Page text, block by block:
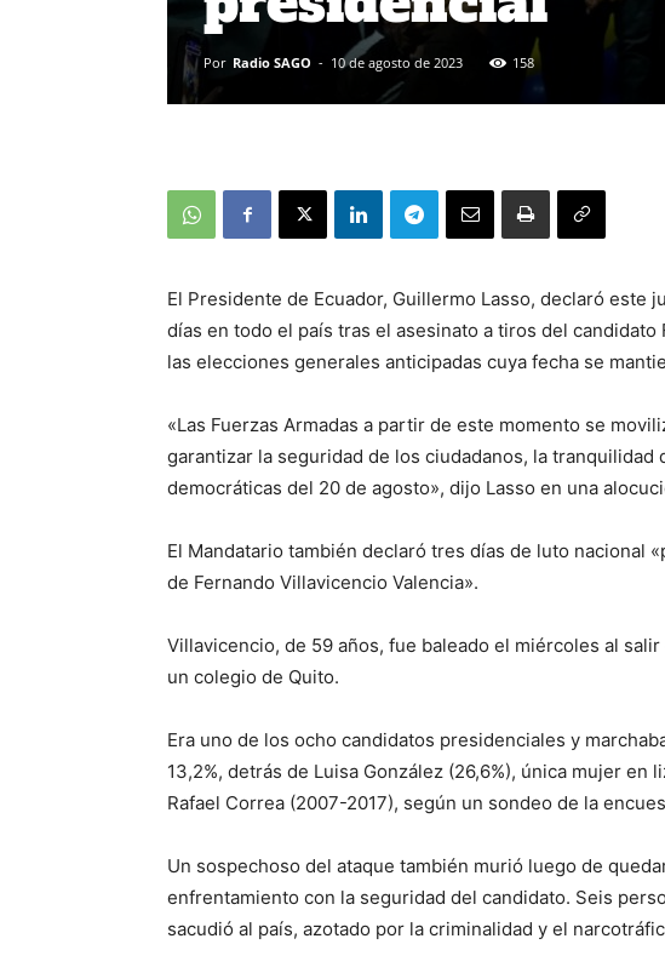
Por Radio SAGO - 10 de agosto de 2023 158
El Presidente de Ecuador, Guillermo Lasso, declaró este
días en todo el país tras el asesinato a tiros del
las elecciones generales anticipadas cuya fecha se
«Las Fuerzas Armadas a partir de este momento se
garantizar la seguridad de los ciudadanos, la
democráticas del 20 de agosto», dijo Lasso en una
El Mandatario también declaró tres días de luto nacional
de Fernando Villavicencio Valencia».
Villavicencio, de 59 años, fue baleado el miércoles al
un colegio de Quito.
Era uno de los ocho candidatos presidenciales y
13,2%, detrás de Luisa González (26,6%), única mujer en
Rafael Correa (2007-2017), según un sondeo de la
Un sospechoso del ataque también murió luego de
enfrentamiento con la seguridad del candidato. Seis
sacudió al país, azotado por la criminalidad y el